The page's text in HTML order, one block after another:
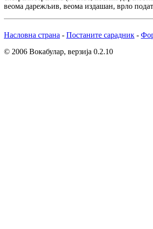
веома дарежљив, веома издашан, врло
Насловна страна - Постаните сарадник -
© 2006 Вокабулар, верзија 0.2.10